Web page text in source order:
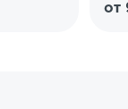
от